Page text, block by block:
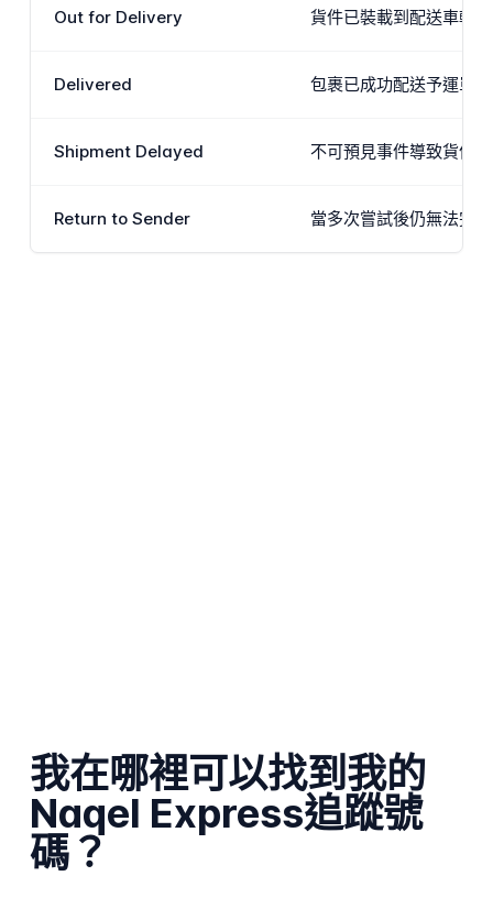
Out for Delivery 貨件已裝載到配送車輛
Delivered 包裹已成功配送予運單
Shipment Delayed 不可預見事件導致貨件
Return to Sender 當多次嘗試後仍無法完
我在哪裡可以找到我的
Naqel Express追蹤號
碼？